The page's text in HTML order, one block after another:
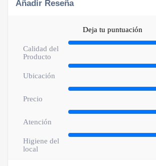
Añadir Reseña
Deja tu puntuación
Calidad del
Producto
Ubicación
Precio
Atención
Higiene del
local